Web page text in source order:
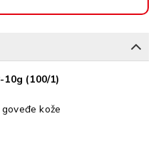
(100/1)
kože